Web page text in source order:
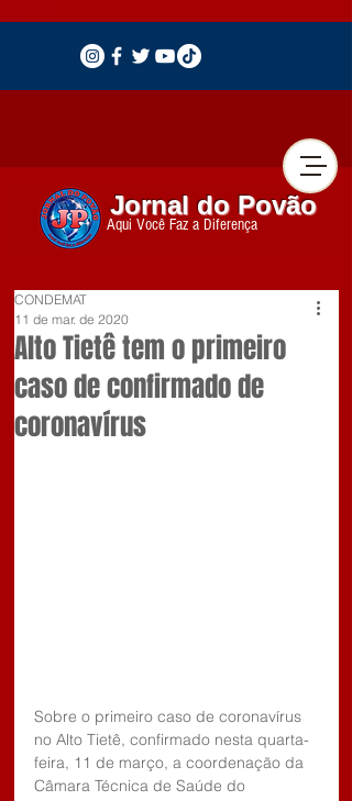
Jornal do Povão
Aqui Você Faz a Diferença
Alto Tietê tem o primeiro
caso de confirmado de
coronavírus
CONDEMAT
11 de mar. de 2020
Sobre o primeiro caso de coronavírus
no Alto Tietê, confirmado nesta quarta-
feira, 11 de março, a coordenação da
Câmara Técnica de Saúde do